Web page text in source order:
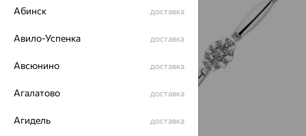
Абинск доставка
Авило-Успенка доставка
Авсюнино доставка
Агалатово доставка
Агидель доставка